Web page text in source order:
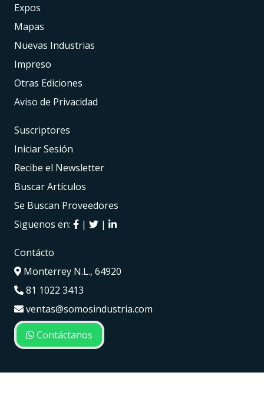
Expos
Mapas
Nuevas Industrias
Impreso
Otras Ediciones
Aviso de Privacidad
Suscriptores
Iniciar Sesión
Recibe el Newsletter
Buscar Artículos
Se Buscan Proveedores
Siguenos en:
| |
Contácto
Monterrey N.L., 64920
81 1022 3413
ventas@somosindustria.com
Contáctanos